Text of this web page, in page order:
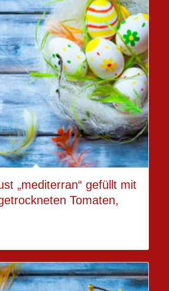
„mediterran“ gefüllt mit
Tomaten,